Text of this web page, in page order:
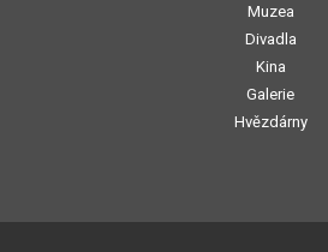
Muzea
Divadla
Kina
Galerie
Hvězdárny